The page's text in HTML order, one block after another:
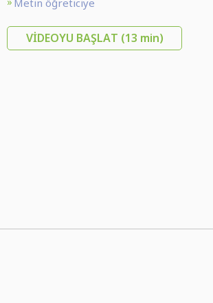
Metin öğreticiye
VIDEOYU BAŞLAT (13 min)